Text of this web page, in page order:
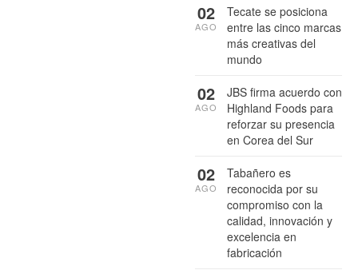
Tecate se posiciona
entre las cinco marcas
más creativas del
mundo
02
AGO
JBS firma acuerdo con
Highland Foods para
reforzar su presencia
en Corea del Sur
02
AGO
Tabañero es
reconocida por su
compromiso con la
calidad, innovación y
excelencia en
fabricación
02
AGO